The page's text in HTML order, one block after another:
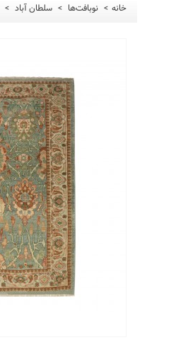
خانه > نوبافت‌ها > سلطان آباد >